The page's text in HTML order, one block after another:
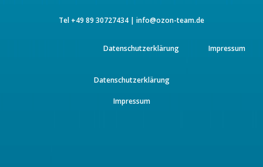
Tel +49 89 30727434 | info@ozon-team.de
Datenschutzerklärung Impressum
Datenschutzerklärung
Impressum